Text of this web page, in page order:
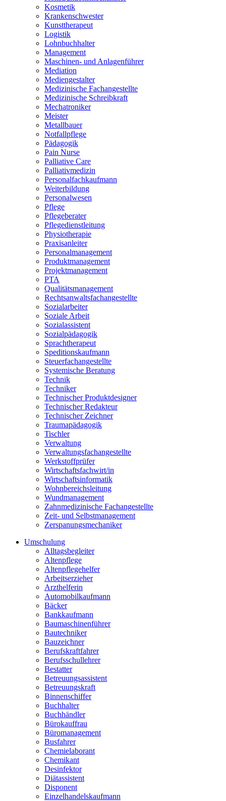
Kosmetik
Krankenschwester
Kunsttherapeut
Logistik
Lohnbuchhalter
Management
Maschinen- und Anlagenführer
Mediation
Mediengestalter
Medizinische Fachangestellte
Medizinische Schreibkraft
Mechatroniker
Meister
Metallbauer
Notfallpflege
Pädagogik
Pain Nurse
Palliative Care
Palliativmedizin
Personalfachkaufmann
Weiterbildung
Personalwesen
Pflege
Pflegeberater
Pflegedienstleitung
Physiotherapie
Praxisanleiter
Personalmanagement
Produktmanagement
Projektmanagement
PTA
Qualitätsmanagement
Rechtsanwaltsfachangestellte
Sozialarbeiter
Soziale Arbeit
Sozialassistent
Sozialpädagogik
Sprachtherapeut
Speditionskaufmann
Steuerfachangestellte
Systemische Beratung
Technik
Techniker
Technischer Produktdesigner
Technischer Redakteur
Technischer Zeichner
Traumapädagogik
Tischler
Verwaltung
Verwaltungsfachangestellte
Werkstoffprüfer
Wirtschaftsfachwirt/in
Wirtschaftsinformatik
Wohnbereichsleitung
Wundmanagement
Zahnmedizinische Fachangestellte
Zeit- und Selbstmanagement
Zerspanungsmechaniker
Umschulung
Alltagsbegleiter
Altenpflege
Altenpflegehelfer
Arbeitserzieher
Arzthelferin
Automobilkaufmann
Bäcker
Bankkaufmann
Baumaschinenführer
Bautechniker
Bauzeichner
Berufskraftfahrer
Berufsschullehrer
Bestatter
Betreuungsassistent
Betreuungskraft
Binnenschiffer
Buchhalter
Buchhändler
Bürokauffrau
Büromanagement
Busfahrer
Chemielaborant
Chemikant
Desinfektor
Diätassistent
Disponent
Einzelhandelskaufmann